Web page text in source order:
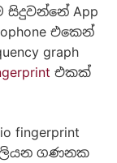
App
එකෙන්
graph
එකක්
fingerprint
ගණනක